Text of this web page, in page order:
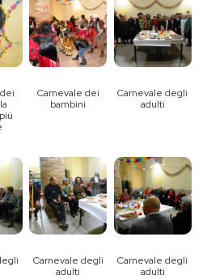
Carnevale dei
bambini
Carnevale degli
adulti
Carnevale degli
adulti
Carnevale degli
adulti